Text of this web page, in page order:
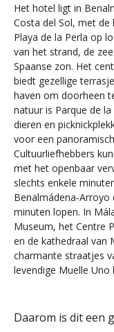
Het hotel ligt in
Costa del Sol, met de
Playa de la Perla op
van het strand, de
Spaanse zon. Het
biedt gezellige
haven om doorheen
natuur is Parque de
dieren en
voor een
Cultuurliefhebbers
met het openbaar
slechts enkele
Benalmádena‑Arroyo
minuten lopen. In
Museum, het Centre
en de kathedraal van
charmante straatjes
levendige Muelle Uno
Daarom is dit een